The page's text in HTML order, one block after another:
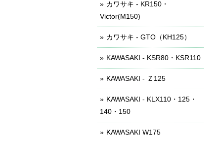
カワサキ - KR150・
Victor(M150)
カワサキ - GTO（KH125）
KAWASAKI - KSR80・KSR110
KAWASAKI - Ｚ125
KAWASAKI - KLX110・125・
140・150
KAWASAKI W175